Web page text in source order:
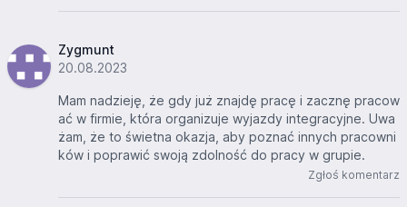
Zygmunt
20.08.2023
Mam nadzieję, że gdy już znajdę pracę i zacznę pracow
ać w firmie, która organizuje wyjazdy integracyjne. Uwa
żam, że to świetna okazja, aby poznać innych pracowni
ków i poprawić swoją zdolność do pracy w grupie.
Zgłoś komentarz